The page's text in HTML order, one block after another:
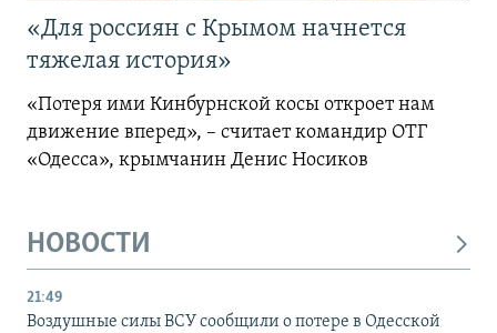
«Для россиян с Крымом начнется
тяжелая история»
«Потеря ими Кинбурнской косы откроет нам
движение вперед», – считает командир ОТГ
«Одесса», крымчанин Денис Носиков
НОВОСТИ
21:49
Воздушные силы ВСУ сообщили о потере в Одесской